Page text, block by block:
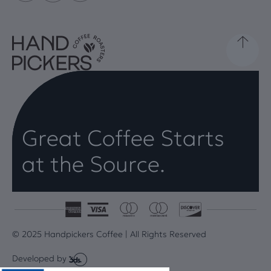
Great Coffee Starts
at the Source.
© 2025 Handpickers Coffee | All Rights Reserved
Developed by